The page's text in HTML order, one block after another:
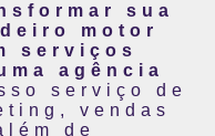
sua
motor
serviços
agência
serviço de
vendas
de